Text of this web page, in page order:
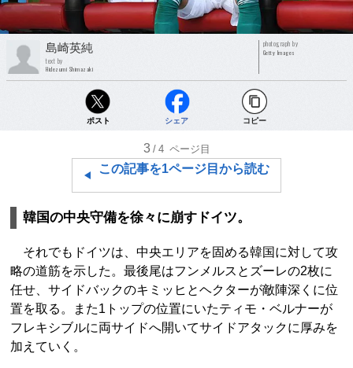
島崎英純
text by
Hidezumi Shimazaki
photograph by
Getty Images
ポスト シェア コピー
3 /4 ページ目
この記事を1ページ目から読む
韓国の中央守備を徐々に崩すドイツ。
それでもドイツは、中央エリアを固める韓国に対して攻
略の道筋を示した。最後尾はフンメルスとズーレの2枚に
任せ、サイドバックのキミッヒとヘクターが敵陣深くに位
置を取る。また1トップの位置にいたティモ・ベルナーが
フレキシブルに両サイドへ開いてサイドアタックに厚みを
加えていく。